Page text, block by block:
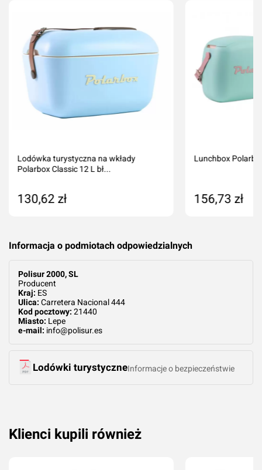
Lodówka turystyczna na wkłady
Polarbox Classic 12 L bł...
130,62 zł
Lunchbox
156,73 zł
Informacja o podmiotach odpowiedzialnych
Polisur 2000, SL
Producent
Kraj: ES
Ulica: Carretera Nacional 444
Kod pocztowy: 21440
Miasto: Lepe
e-mail: info@polisur.es
Lodówki turystyczneInformacje o bezpieczeństwie
Klienci kupili również